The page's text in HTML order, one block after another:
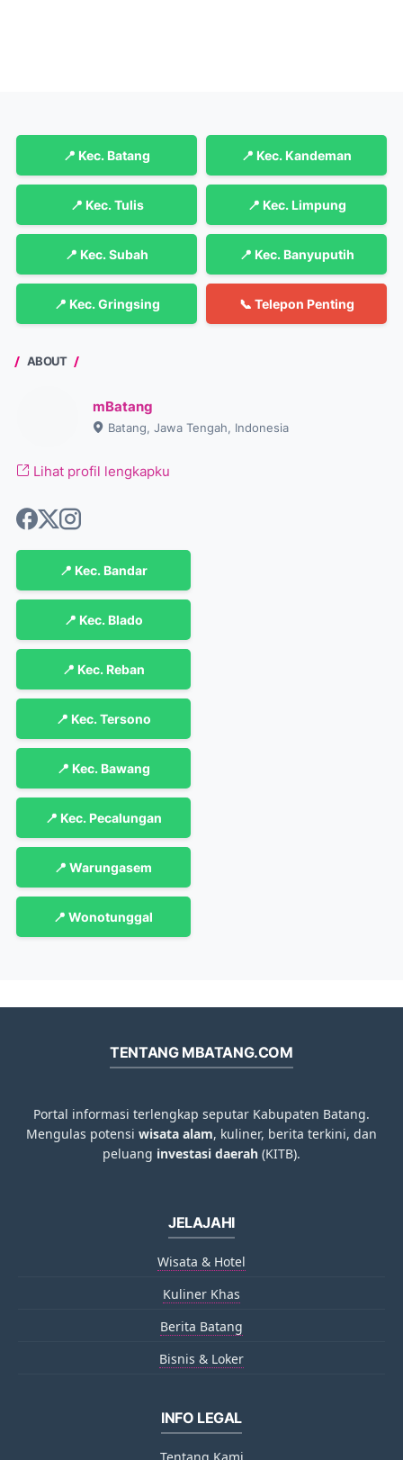
📍 Kec. Batang 📍 Kec. Kandeman
📍 Kec. Tulis 📍 Kec. Limpung
📍 Kec. Subah 📍 Kec. Banyuputih
📍 Kec. Gringsing 📞 Telepon Penting
ABOUT
mBatang
Batang, Jawa Tengah, Indonesia
Lihat profil lengkapku
📍 Kec. Bandar
📍 Kec. Blado
📍 Kec. Reban
📍 Kec. Tersono
📍 Kec. Bawang
📍 Kec. Pecalungan
📍 Warungasem
📍 Wonotunggal
TENTANG MBATANG.COM
Portal informasi terlengkap seputar Kabupaten Batang.
Mengulas potensi wisata alam, kuliner, berita terkini, dan
peluang investasi daerah (KITB).
JELAJAHI
Wisata & Hotel
Kuliner Khas
Berita Batang
Bisnis & Loker
INFO LEGAL